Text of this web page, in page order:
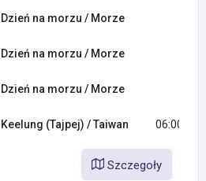
Dzień na morzu / Morze
Dzień na morzu / Morze
Dzień na morzu / Morze
Keelung (Tajpej) / Taiwan 06:00
Szczegoły